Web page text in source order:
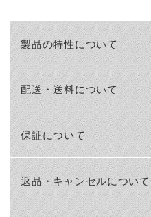
製品の特性について
配送・送料について
保証について
返品・キャンセルについて